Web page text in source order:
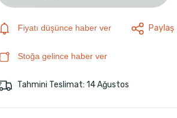
Fiyatı düşünce haber ver Paylaş
Stoğa gelince haber ver
Tahmini Teslimat: 14 Ağustos